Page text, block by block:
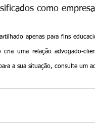
como
apenas para fins
uma relação advogado-
a sua situação, consulte um